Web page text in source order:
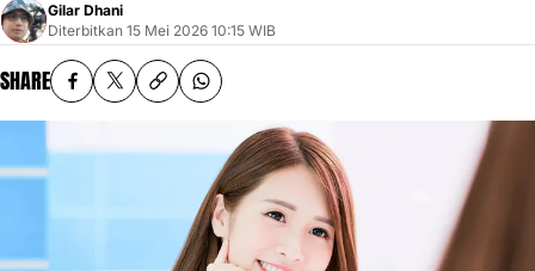
Gilar Dhani
Diterbitkan 15 Mei 2026 10:15 WIB
SHARE